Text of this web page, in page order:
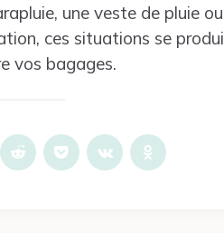
une veste de pluie
ces situations se
vos bagages.